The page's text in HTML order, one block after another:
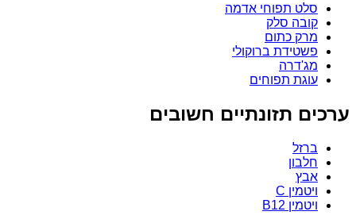
סלט תפוחי אדמה
קובה סלק
מרק כתום
פשטידת ברוקולי
מג'דרה
עוגת תפוחים
ערכים תזונתיים חשובים
ברזל
חלבון
אבץ
ויטמין C
ויטמין B12